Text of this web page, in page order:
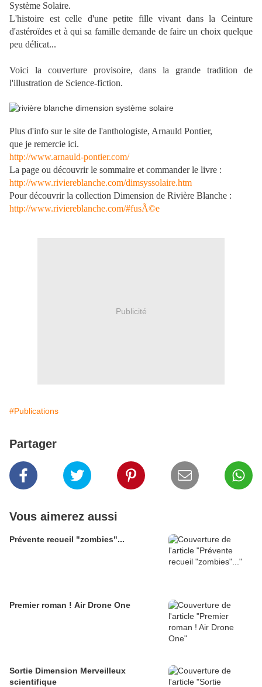
Système Solaire.
L'histoire est celle d'une petite fille vivant dans la Ceinture
d'astéroïdes et à qui sa famille demande de faire un choix quelque
peu délicat...
Voici la couverture provisoire, dans la grande tradition de
l'illustration de Science-fiction.
Plus d'info sur le site de l'anthologiste, Arnauld Pontier,
que je remercie ici.
http://www.arnauld-pontier.com/
La page ou découvrir le sommaire et commander le livre :
http://www.riviereblanche.com/dimsyssolaire.htm
Pour découvrir la collection Dimension de Rivière Blanche :
http://www.riviereblanche.com/#fusÃ©e
Publicité
#Publications
Partager
Vous aimerez aussi
Prévente recueil "zombies"...
Premier roman ! Air Drone One
Sortie Dimension Merveilleux
scientifique